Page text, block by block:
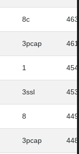
8c 463
3pcap 461
1 454
3ssl 453
8 449
3pcap 448